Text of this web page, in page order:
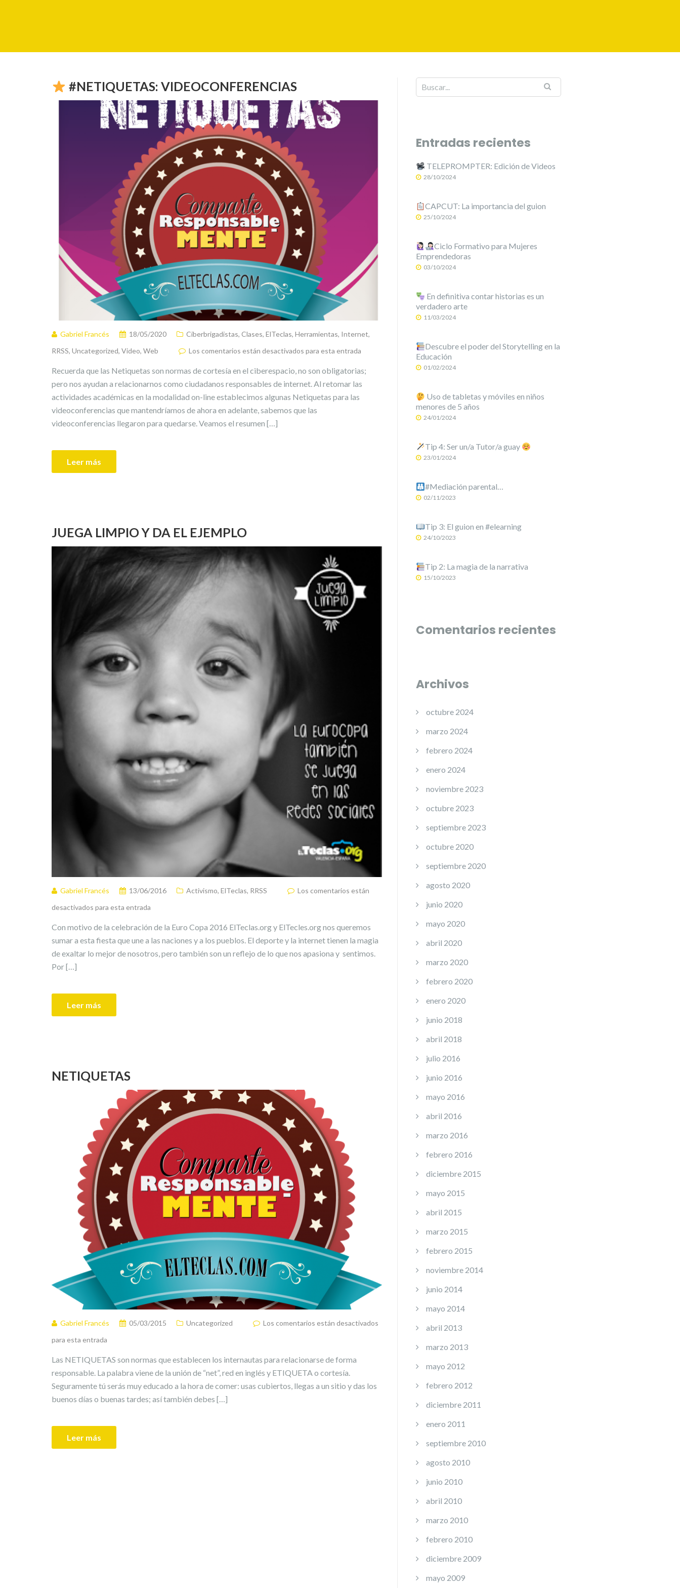
#NETIQUETAS: VIDEOCONFERENCIAS
Gabriel Francés 18/05/2020 Ciberbrigadistas, Clases, ElTeclas, Herramientas, Internet,
RRSS, Uncategorized, Video, Web Los comentarios están desactivados para esta entrada
Recuerda que las Netiquetas son normas de cortesía en el ciberespacio, no son obligatorias;
pero nos ayudan a relacionarnos como ciudadanos responsables de internet. Al retomar las
actividades académicas en la modalidad on-line establecimos algunas Netiquetas para las
videoconferencias que mantendríamos de ahora en adelante, sabemos que las
videoconferencias llegaron para quedarse. Veamos el resumen […]
Leer más
JUEGA LIMPIO Y DA EL EJEMPLO
Gabriel Francés 13/06/2016 Activismo, ElTeclas, RRSS
Los comentarios están
desactivados para esta entrada
Con motivo de la celebración de la Euro Copa 2016 ElTeclas.org y ElTecles.org nos queremos
sumar a esta fiesta que une a las naciones y a los pueblos. El deporte y la internet tienen la magia
de exaltar lo mejor de nosotros, pero también son un reflejo de lo que nos apasiona y sentimos.
Por […]
Leer más
NETIQUETAS
Gabriel Francés 05/03/2015 Uncategorized
Los comentarios están desactivados
para esta entrada
Las NETIQUETAS son normas que establecen los internautas para relacionarse de forma
responsable. La palabra viene de la unión de “net”, red en inglés y ETIQUETA o cortesía.
Seguramente tú serás muy educado a la hora de comer: usas cubiertos, llegas a un sitio y das los
buenos días o buenas tardes; así también debes […]
Leer más
Entradas recientes
TELEPROMPTER: Edición de Videos
28/10/2024
CAPCUT: La importancia del guion
25/10/2024
Ciclo Formativo para Mujeres
Emprendedoras
03/10/2024
En definitiva contar historias es un
verdadero arte
11/03/2024
Descubre el poder del Storytelling en la
Educación
01/02/2024
Uso de tabletas y móviles en niños
menores de 5 años
24/01/2024
Tip 4: Ser un/a Tutor/a guay
23/01/2024
#Mediación parental…
02/11/2023
Tip 3: El guion en #elearning
24/10/2023
Tip 2: La magia de la narrativa
15/10/2023
Comentarios recientes
Archivos
octubre 2024
marzo 2024
febrero 2024
enero 2024
noviembre 2023
octubre 2023
septiembre 2023
octubre 2020
septiembre 2020
agosto 2020
junio 2020
mayo 2020
abril 2020
marzo 2020
febrero 2020
enero 2020
junio 2018
abril 2018
julio 2016
junio 2016
mayo 2016
abril 2016
marzo 2016
febrero 2016
diciembre 2015
mayo 2015
abril 2015
marzo 2015
febrero 2015
noviembre 2014
junio 2014
mayo 2014
abril 2013
marzo 2013
mayo 2012
febrero 2012
diciembre 2011
enero 2011
septiembre 2010
agosto 2010
junio 2010
abril 2010
marzo 2010
febrero 2010
diciembre 2009
mayo 2009